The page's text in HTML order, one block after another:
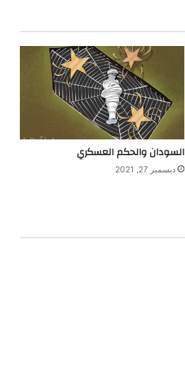
السودان والحكم العسكري
ديسمبر 27, 2021